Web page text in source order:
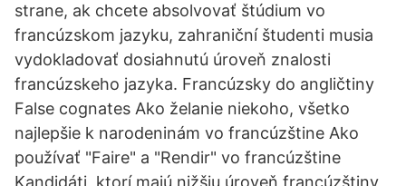
strane, ak chcete absolvovať štúdium vo
francúzskom jazyku, zahraniční študenti musia
vydokladovať dosiahnutú úroveň znalosti
francúzskeho jazyka. Francúzsky do angličtiny
False cognates Ako želanie niekoho, všetko
najlepšie k narodeninám vo francúzštine Ako
používať "Faire" a "Rendir" vo francúzštine
Kandidáti, ktorí majú nižšiu úroveň francúzštiny